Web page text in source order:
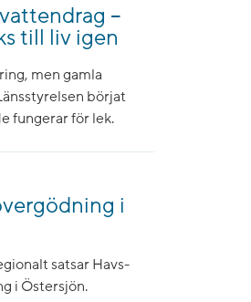
–
till liv igen
men gamla
börjat
fungerar för lek.
i
satsar Havs-
i Östersjön.